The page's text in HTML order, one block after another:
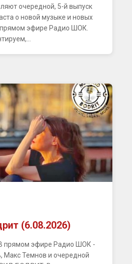
очередной, 5-й выпуск
о новой музыке и новых
прямом эфире Радио ШОК.
(6.08.2026)
прямом эфире Радио ШОК -
Макс Темнов и очередной